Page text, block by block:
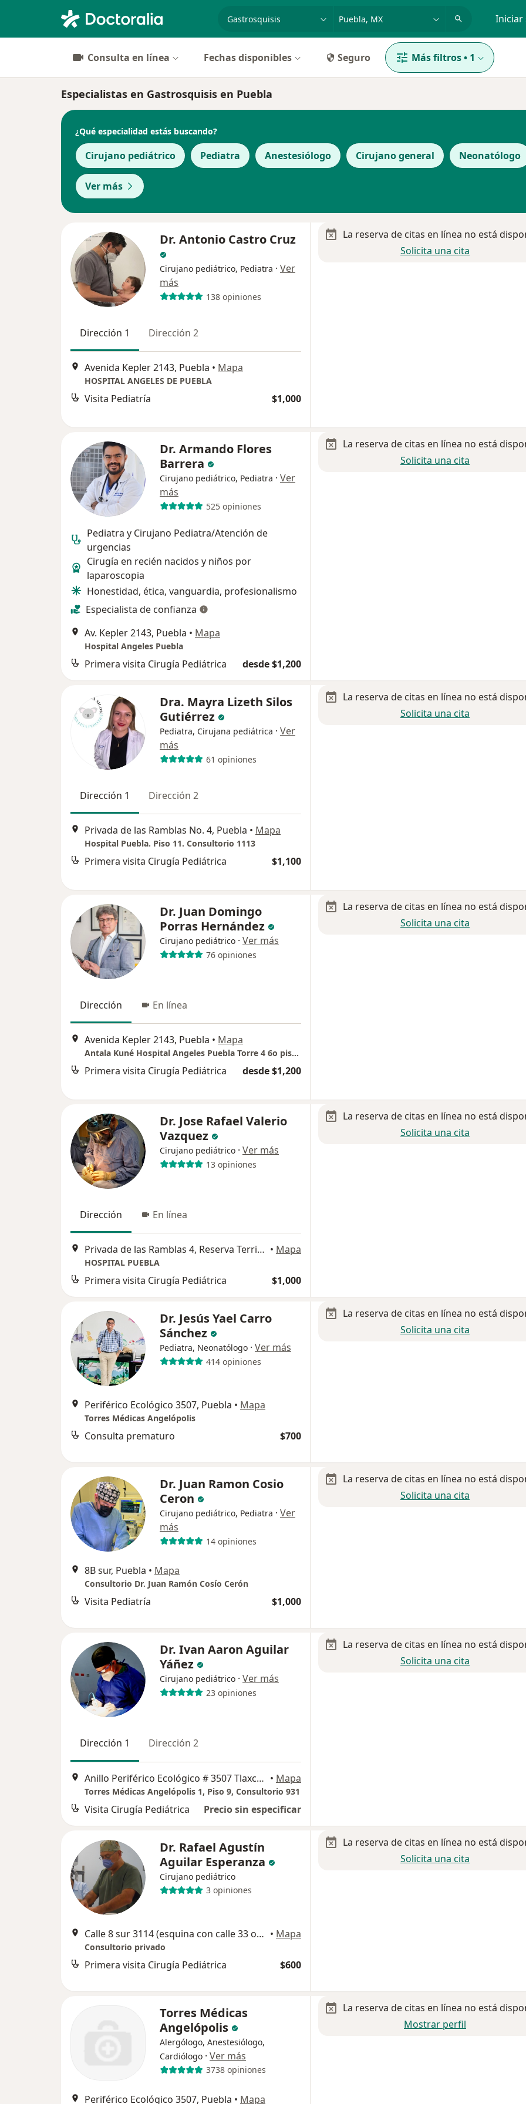
Iniciar
Consulta en línea Fechas disponibles Seguro Más filtros• 1
Especialistas en Gastrosquisis en Puebla
¿Qué especialidad estás buscando?
Cirujano pediátrico Pediatra Anestesiólogo Cirujano general Neonatólogo
Ver más
Dr. Antonio Castro Cruz
Cirujano pediátrico, Pediatra · Ver
más
138 opiniones
Dirección 1 Dirección 2
Avenida Kepler 2143, Puebla • Mapa
HOSPITAL ANGELES DE PUEBLA
Visita Pediatría $1,000
La reserva de citas en línea no está
Solicita una cita
Dr. Armando Flores
Barrera
Cirujano pediátrico, Pediatra · Ver
más
525 opiniones
Pediatra y Cirujano Pediatra/Atención de
urgencias
Cirugía en recién nacidos y niños por
laparoscopia
Honestidad, ética, vanguardia, profesionalismo
Especialista de confianza
Av. Kepler 2143, Puebla • Mapa
Hospital Angeles Puebla
Primera visita Cirugía Pediátrica desde $1,200
La reserva de citas en línea no está
Solicita una cita
Dra. Mayra Lizeth Silos
Gutiérrez
Pediatra, Cirujana pediátrica · Ver
más
61 opiniones
Dirección 1 Dirección 2
Privada de las Ramblas No. 4, Puebla • Mapa
Hospital Puebla. Piso 11. Consultorio 1113
Primera visita Cirugía Pediátrica $1,100
La reserva de citas en línea no está
Solicita una cita
Dr. Juan Domingo
Porras Hernández
Cirujano pediátrico · Ver más
76 opiniones
Dirección En línea
Avenida Kepler 2143, Puebla • Mapa
Antala Kuné Hospital Angeles Puebla Torre 4 6o piso, consultorio 3645
Primera visita Cirugía Pediátrica desde $1,200
La reserva de citas en línea no está
Solicita una cita
Dr. Jose Rafael Valerio
Vazquez
Cirujano pediátrico · Ver más
13 opiniones
Dirección En línea
Privada de las Ramblas 4, Reserva Territorial Atlixcáyotl, Corredor Comercial Desarrollo Atlixcayotl, Puebla • Mapa
HOSPITAL PUEBLA
Primera visita Cirugía Pediátrica $1,000
La reserva de citas en línea no está
Solicita una cita
Dr. Jesús Yael Carro
Sánchez
Pediatra, Neonatólogo · Ver más
414 opiniones
Periférico Ecológico 3507, Puebla • Mapa
Torres Médicas Angelópolis
Consulta prematuro $700
La reserva de citas en línea no está
Solicita una cita
Dr. Juan Ramon Cosio
Ceron
Cirujano pediátrico, Pediatra · Ver
más
14 opiniones
8B sur, Puebla • Mapa
Consultorio Dr. Juan Ramón Cosío Cerón
Visita Pediatría $1,000
La reserva de citas en línea no está
Solicita una cita
Dr. Ivan Aaron Aguilar
Yáñez
Cirujano pediátrico · Ver más
23 opiniones
Dirección 1 Dirección 2
Anillo Periférico Ecológico # 3507 Tlaxcalancingo, San Andres Cholula • Mapa
Torres Médicas Angelópolis 1, Piso 9, Consultorio 931
Visita Cirugía Pediátrica Precio sin especificar
La reserva de citas en línea no está
Solicita una cita
Dr. Rafael Agustín
Aguilar Esperanza
Cirujano pediátrico
3 opiniones
Calle 8 sur 3114 (esquina con calle 33 oriente), Puebla • Mapa
Consultorio privado
Primera visita Cirugía Pediátrica $600
La reserva de citas en línea no está
Solicita una cita
Torres Médicas
Angelópolis
Alergólogo, Anestesiólogo,
Cardiólogo · Ver más
3738 opiniones
Periférico Ecológico 3507, Puebla • Mapa
La reserva de citas en línea no está
Mostrar perfil